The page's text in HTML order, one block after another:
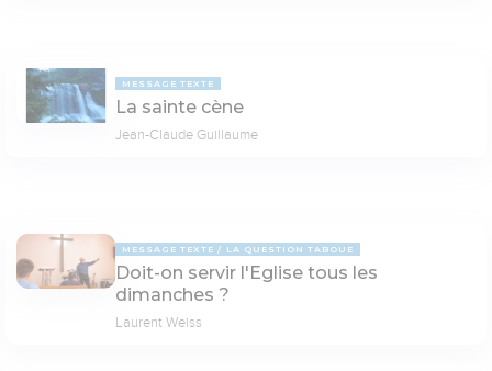
MESSAGE TEXTE
La sainte cène
Jean-Claude Guillaume
MESSAGE TEXTE LA QUESTION TABOUE
Doit-on servir l'Eglise tous les
dimanches ?
Laurent Weiss